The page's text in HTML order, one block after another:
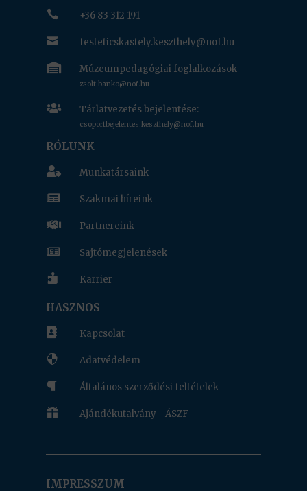
 +36 83 312 191
 festeticskastely.keszthely@nof.hu
 Múzeumpedagógiai foglalkozások
zsolt.banko@nof.hu
 Tárlatvezetés bejelentése:
csoportbejelentes.keszthely@nof.hu
RÓLUNK
 Munkatársaink
 Szakmai híreink
 Partnereink
 Sajtómegjelenések
 Karrier
HASZNOS
 Kapcsolat
 Adatvédelem
 Általános szerződési feltételek
 Ajándékutalvány - ÁSZF
IMPRESSZUM